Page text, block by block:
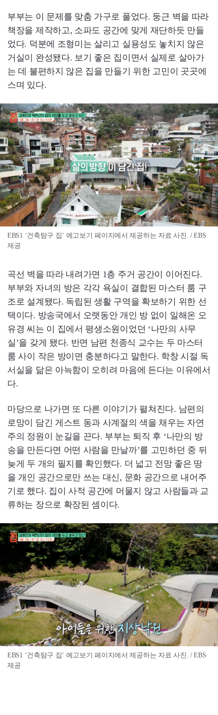
부부는 이 문제를 맞춤 가구로 풀었다. 둥근 벽을 따라
책장을 제작하고, 소파도 공간에 맞게 재단하듯 만들
었다. 덕분에 조형미는 살리고 실용성도 놓치지 않은
거실이 완성됐다. 보기 좋은 집이면서 실제로 살아가
는 데 불편하지 않은 집을 만들기 위한 고민이 곳곳에
스며 있다.
EBS1 ‘건축탐구 집’ 예고보기 페이지에서 제공하는 자료 사진. / EBS
제공
곡선 벽을 따라 내려가면 1층 주거 공간이 이어진다.
부부와 자녀의 방은 각각 욕실이 결합된 마스터 룸 구
조로 설계됐다. 독립된 생활 구역을 확보하기 위한 선
택이다. 방송국에서 오랫동안 개인 방 없이 일해온 오
유경 씨는 이 집에서 평생소원이었던 ‘나만의 사무
실’을 갖게 됐다. 반면 남편 천종식 교수는 두 마스터
룸 사이 작은 방이면 충분하다고 말한다. 학창 시절 독
서실을 닮은 아늑함이 오히려 마음에 든다는 이유에서
다.
마당으로 나가면 또 다른 이야기가 펼쳐진다. 남편의
로망이 담긴 게스트 동과 사계절의 색을 채우는 자연
주의 정원이 눈길을 끈다. 부부는 퇴직 후 ‘나만의 방
송을 만든다면 어떤 사람을 만날까’를 고민하던 중 뒤
늦게 두 개의 필지를 확인했다. 더 넓고 전망 좋은 땅
을 개인 공간으로만 쓰는 대신, 문화 공간으로 내어주
기로 했다. 집이 사적 공간에 머물지 않고 사람들과 교
류하는 장으로 확장된 셈이다.
EBS1 ‘건축탐구 집’ 예고보기 페이지에서 제공하는 자료 사진. / EBS
제공